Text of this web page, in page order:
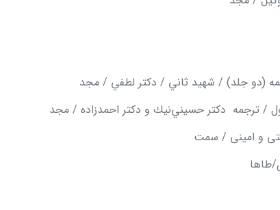
نيك و دكتر احمدزاده / مجد